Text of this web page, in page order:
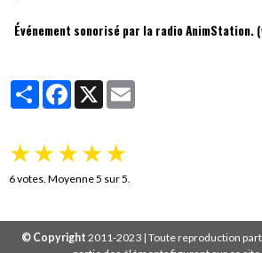
Événement sonorisé par la radio AnimStation. (
PartagerFacebook
X
★★★★★
6votes. Moyenne5 sur 5.
© Copyright 2011-2023 | Toute reproduction